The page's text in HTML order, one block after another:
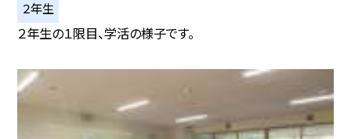
２年生
２年生の１限目、学活の様子です。